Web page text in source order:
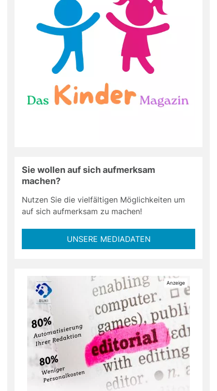
Sie wollen auf sich aufmerksam
machen?
Nutzen Sie die vielfältigen Möglichkeiten um
auf sich aufmerksam zu machen!
UNSERE MEDIADATEN